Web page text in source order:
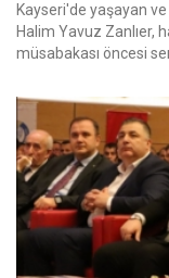
Kayseri'de yaşayan
Halim Yavuz Zanlıer,
müsabakası öncesi